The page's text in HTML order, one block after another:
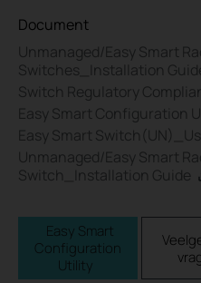
Document
Unmanaged/Easy Smart
Switches_Installation
Switch Regulatory
Easy Smart Configuration
Easy Smart
Unmanaged/Easy Smart
Switch_Installation Guide
Easy Smart
Configuration
Utility